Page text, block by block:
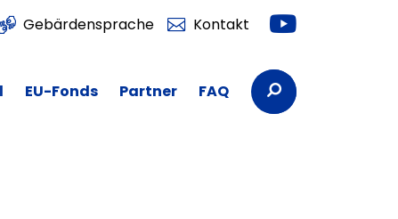
Gebärdensprache Kontakt Youtube
EU-Fonds Partner FAQ Suchbegriffe